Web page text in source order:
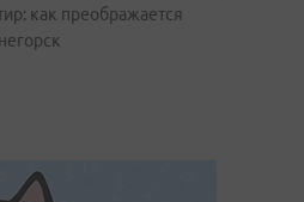
как преображается